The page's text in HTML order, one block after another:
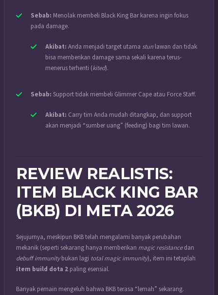
Sebab: Menolak membeli Black King Bar karena ingin fokus
pada damage.
Akibat: Anda menjadi target utama stun lawan dan tidak
bisa memberikan damage sama sekali karena terus-
menerus terhenti (kited).
Sebab: Support tidak membeli Glimmer Cape atau Force Staff.
Akibat: Carry tim Anda mudah ditangkap, dan support
akan menjadi “sumber uang” (feeding) bagi tim lawan.
REVIEW REALISTIS:
ITEM BLACK KING BAR
(BKB) DI META 2026
Sejujurnya, meskipun BKB telah mengalami banyak perubahan
mekanik (seperti sekarang hanya memberikan magic resistancedan
debuff immunitybukan lagi total magic immunity), item ini tetaplah
item build dota 2 paling esensial.
Banyak pemain mengeluh bahwa BKB terasa “lemah” sekarang.